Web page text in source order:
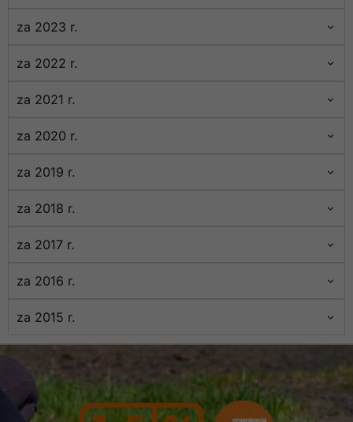
za 2023 r.
za 2022 r.
za 2021 r.
za 2020 r.
za 2019 r.
za 2018 r.
za 2017 r.
za 2016 r.
za 2015 r.